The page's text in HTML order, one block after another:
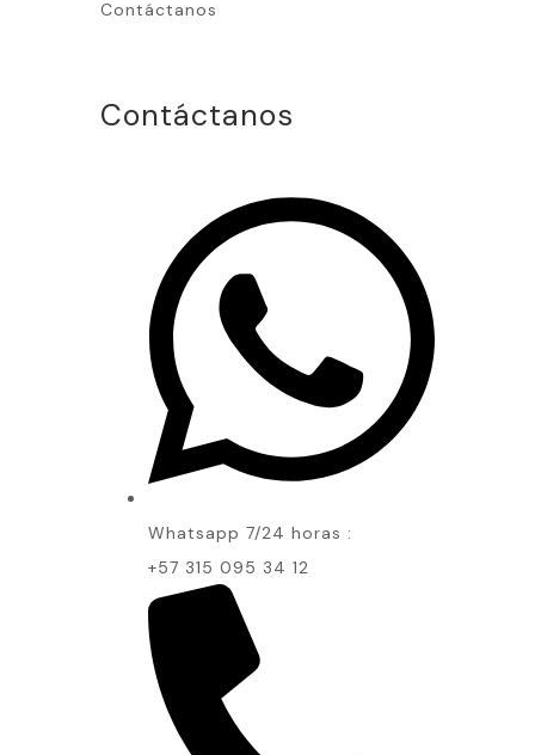
Contáctanos
Contáctanos
Whatsapp 7/24 horas :
+57 315 095 34 12